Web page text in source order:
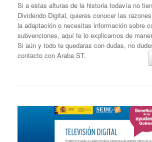
Si a estas alturas de la historia todavía no
Dividendo Digital, quieres conocer las
la adaptación o necesitas información sobre
subvenciones, aquí te lo explicamos de
Si aún y todo te quedaras con dudas, no
contacto con Araba ST.